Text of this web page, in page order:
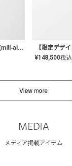
【限定デザイン】ミライ(mill-ai)リング
¥148,500税込
View more
MEDIA
メディア掲載アイテム